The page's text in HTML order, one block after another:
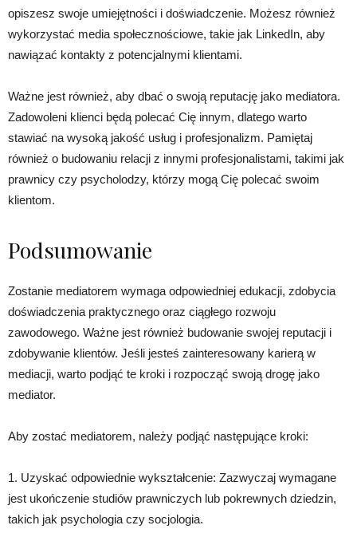
opiszesz swoje umiejętności i doświadczenie. Możesz również
wykorzystać media społecznościowe, takie jak LinkedIn, aby
nawiązać kontakty z potencjalnymi klientami.
Ważne jest również, aby dbać o swoją reputację jako mediatora.
Zadowoleni klienci będą polecać Cię innym, dlatego warto
stawiać na wysoką jakość usług i profesjonalizm. Pamiętaj
również o budowaniu relacji z innymi profesjonalistami, takimi jak
prawnicy czy psycholodzy, którzy mogą Cię polecać swoim
klientom.
Podsumowanie
Zostanie mediatorem wymaga odpowiedniej edukacji, zdobycia
doświadczenia praktycznego oraz ciągłego rozwoju
zawodowego. Ważne jest również budowanie swojej reputacji i
zdobywanie klientów. Jeśli jesteś zainteresowany karierą w
mediacji, warto podjąć te kroki i rozpocząć swoją drogę jako
mediator.
Aby zostać mediatorem, należy podjąć następujące kroki:
1. Uzyskać odpowiednie wykształcenie: Zazwyczaj wymagane
jest ukończenie studiów prawniczych lub pokrewnych dziedzin,
takich jak psychologia czy socjologia.